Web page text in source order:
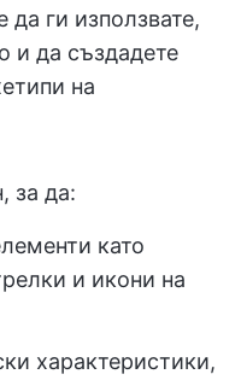
ги използвате,
и да създадете
на
за да:
като
и икони на
характеристики,